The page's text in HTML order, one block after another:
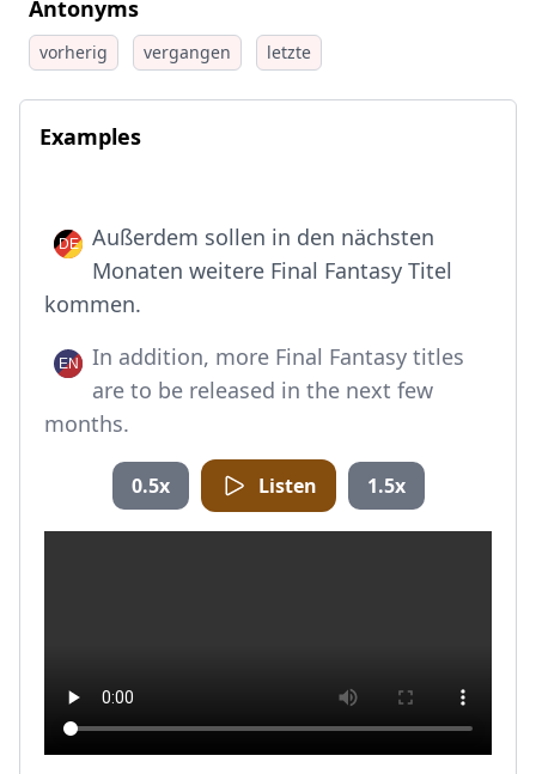
Antonyms
vorherig vergangen letzte
Examples
Außerdem sollen in den nächsten
Monaten weitere Final Fantasy Titel
kommen.
In addition, more Final Fantasy titles
are to be released in the next few
months.
0.5x Listen 1.5x